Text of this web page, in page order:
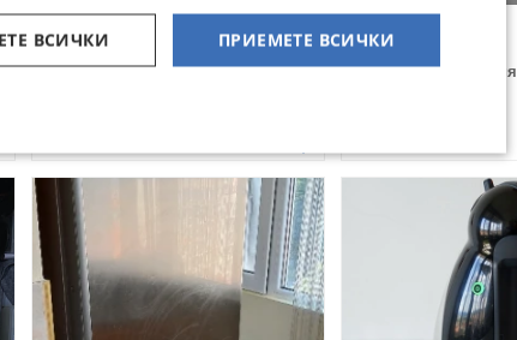
Резервни части за слънчеви
колектори
гр. Кюстендил, Център
Хладилник нов
гр. Кюстендил, Капия
ПРИЕМЕТЕ ВСИЧКИ
ВСИЧКИ